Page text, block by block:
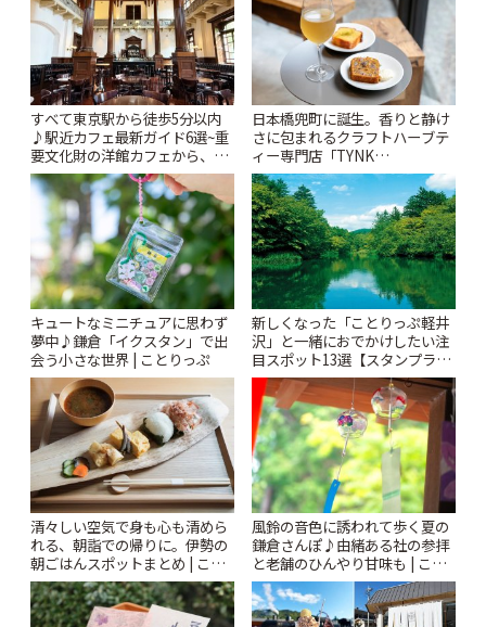
すべて東京駅から徒歩5分以内
♪駅近カフェ最新ガイド6選~重
要文化財の洋館カフェから、改
札すぐのレトロ喫茶まで~ | こと
りっぷ
日本橋兜町に誕生。香りと静け
さに包まれるクラフトハーブテ
ィー専門店「TYNK
Kabutocho」 | ことりっぷ
キュートなミニチュアに思わず
夢中♪鎌倉「イクスタン」で出
会う小さな世界 | ことりっぷ
新しくなった「ことりっぷ軽井
沢」と一緒におでかけしたい注
目スポット13選【スタンプラリ
ー開催中】 | ことりっぷ
清々しい空気で身も心も清めら
れる、朝詣での帰りに。伊勢の
朝ごはんスポットまとめ | こと
りっぷ
風鈴の音色に誘われて歩く夏の
鎌倉さんぽ♪由緒ある社の参拝
と老舗のひんやり甘味も | こと
りっぷ